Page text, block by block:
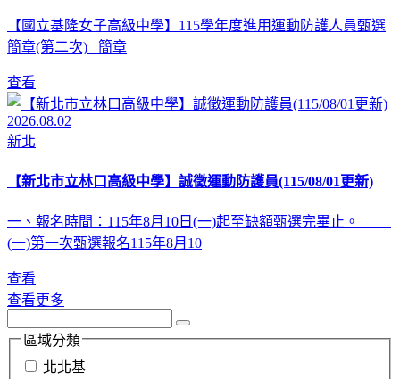
【國立基隆女子高級中學】115學年度進用運動防護人員甄選
簡章(第二次) 簡章
查看
2026.08.02
新北
【新北市立林口高級中學】誠徵運動防護員(115/08/01更新)
一、報名時間：115年8月10日(一)起至缺額甄選完畢止。
(一)第一次甄選報名115年8月10
查看
查看更多
區域分類
北北基